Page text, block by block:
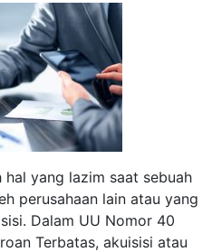
hal yang lazim saat sebuah
perusahaan lain atau yang
Dalam UU Nomor 40
Terbatas, akuisisi atau